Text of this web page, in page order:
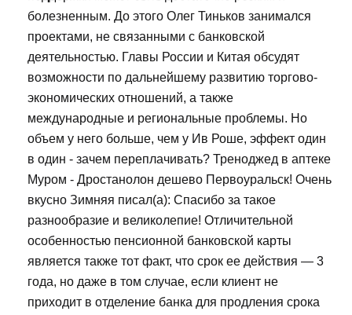
болезненным. До этого Олег Тиньков занимался
проектами, не связанными с банковской
деятельностью. Главы России и Китая обсудят
возможности по дальнейшему развитию торгово-
экономических отношений, а также
международные и региональные проблемы. Но
объем у него больше, чем у Ив Роше, эффект один
в один - зачем переплачивать? Треноджед в аптеке
Муром - Дростанолон дешево Первоуральск! Очень
вкусно Зимняя писал(а): Спасибо за такое
разнообразие и великолепие! Отличительной
особенностью пенсионной банковской карты
является также тот факт, что срок ее действия — 3
года, но даже в том случае, если клиент не
приходит в отделение банка для продления срока